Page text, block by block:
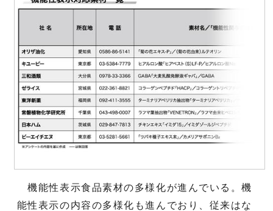
機能性表示食品素材の多様化が進んでいる。機
能性表示の内容の多様化も進んでおり、従来はな